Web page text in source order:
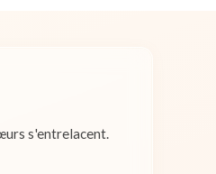
s'entrelacent.